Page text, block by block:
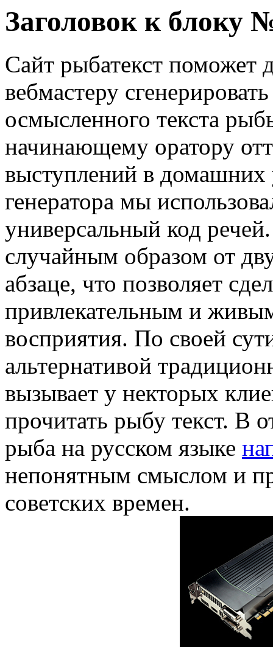
Заголовок к блоку
Сайт рыбатекст поможет
вебмастеру
осмысленного текста
начинающему оратору
выступлений в домашних
генератора мы
универсальный код
случайным образом от
абзаце, что позволяет
привлекательным и
восприятия. По своей
альтернативой
вызывает у некторых
прочитать рыбу текст. В
рыба на русском языке
непонятным смыслом и
советских времен.